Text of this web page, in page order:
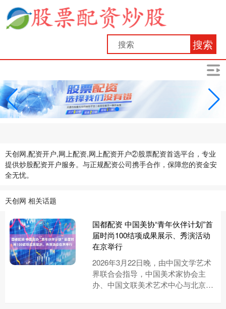
搜索
天创网,配资开户,网上配资,网上配资开户②股票配资首选平台，专业
提供炒股配资开户服务。与正规配资公司携手合作，保障您的资金安
全无忧。
天创网 相关话题
国都配资 中国美协“青年伙伴计划”首
届时尚100结项成果展示、秀演活动
在京举行
2026年3月22日晚，由中国文学艺术
界联合会指导，中国美术家协会主
办、中国文联美术艺术中心与北京服